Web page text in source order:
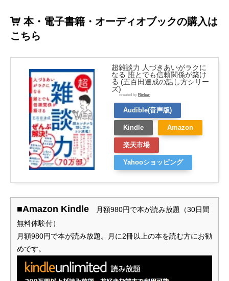
本・電子書籍・オーディオブックの購入は
こちら
超雑談力 人づきあいがラクに
なる 誰とでも信頼関係が築け
る (五百田達成の話し方シリー
ズ)
created by Rinker
Audible(音声版)
Kindle Amazon
楽天市場
Yahooショッピング
■Amazon Kindle 月額980円で本が読み放題（30日間
無料体験付）
月額980円で本が読み放題。月に2冊以上の本を読む方にお勧
めです。